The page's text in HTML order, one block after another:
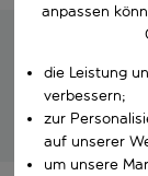
Wir
Großartige
anpassen
die Leistung
verbessern;
zur
auf unserer
um unsere